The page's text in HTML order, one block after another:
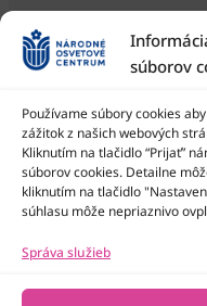
súborov
Používame súbory cookies
zážitok z našich webových
Kliknutím na tlačidlo “Prijať”
súborov cookies. Detailne
kliknutím na tlačidlo
súhlasu môže nepriaznivo
Správa služieb
Národné osvetové centrum je
Ministerstva kultúry SR